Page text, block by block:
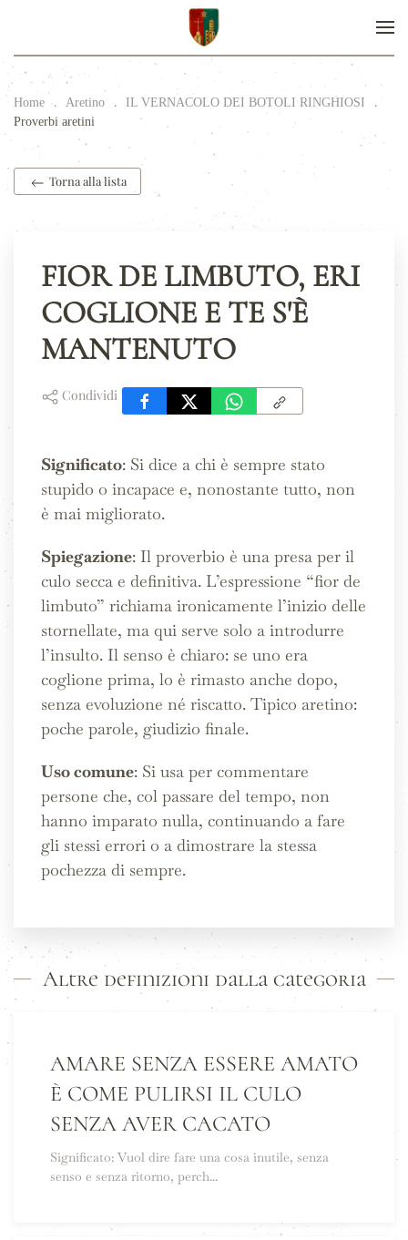
Home Aretino
IL VERNACOLO DEI BOTOLI RINGHIOSI
Proverbi aretini
Torna alla lista
FIOR DE LIMBUTO, ERI
COGLIONE E TE S'È
MANTENUTO
Condividi
Significato: Si dice a chi è sempre stato
stupido o incapace e, nonostante tutto, non
è mai migliorato.
Spiegazione: Il proverbio è una presa per il
culo secca e definitiva. L’espressione “fior de
limbuto” richiama ironicamente l’inizio delle
stornellate, ma qui serve solo a introdurre
l’insulto. Il senso è chiaro: se uno era
coglione prima, lo è rimasto anche dopo,
senza evoluzione né riscatto. Tipico aretino:
poche parole, giudizio finale.
Uso comune: Si usa per commentare
persone che, col passare del tempo, non
hanno imparato nulla, continuando a fare
gli stessi errori o a dimostrare la stessa
pochezza di sempre.
Altre definizioni dalla categoria
AMARE SENZA ESSERE AMATO
È COME PULIRSI IL CULO
SENZA AVER CACATO
Significato: Vuol dire fare una cosa inutile, senza
senso e senza ritorno, perch...